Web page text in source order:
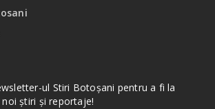
ul Stiri Botoșani pentru a fi la
știri și reportaje!